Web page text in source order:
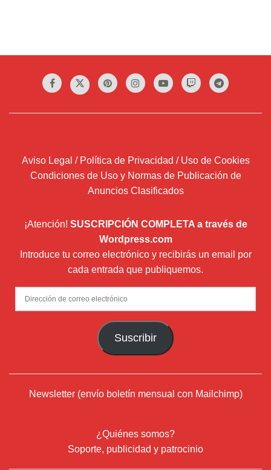
Aviso Legal / Política de Privacidad / Uso de Cookies
Condiciones de Uso y Normas de Publicación de
Anuncios Clasificados
¡Atención! SUSCRIPCIÓN COMPLETA a través de
Wordpress.com
Introduce tu correo electrónico y recibirás un email por
cada entrada que publiquemos.
Dirección
de
Suscribir
Newsletter (envío boletín mensual con Mailchimp)
¿Quiénes somos?
Soporte, publicidad y patrocinio